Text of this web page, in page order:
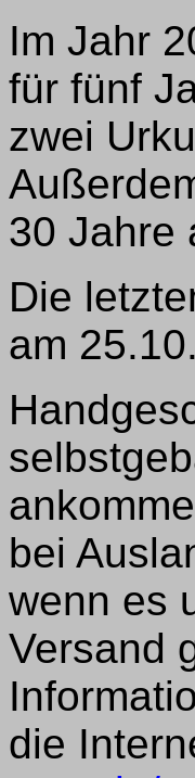
Im Jahr
für fünf
zwei
30 Jahre
Die
am
bei
wenn es
Versand
die